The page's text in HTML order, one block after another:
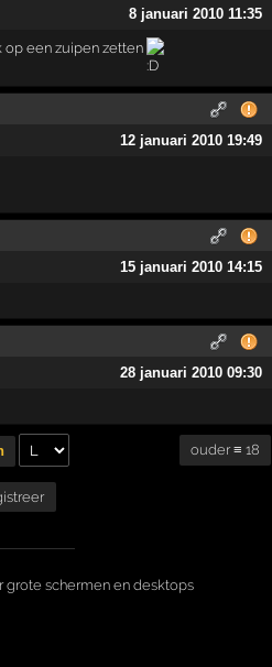
8 januari 2010 11:35
op een zuipen zetten
12 januari 2010 19:49
15 januari 2010 14:15
28 januari 2010 09:30
ouder ≡ 18
grote schermen en desktops